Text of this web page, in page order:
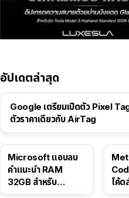
อัปเดตล่าสุด
Google เตรียมเปิดตัว Pixel
ตัวราคาเดียวกับ AirTag
Microsoft แอบลบ
คำแนะนำ RAM
32GB สำหรับ
โค้ด